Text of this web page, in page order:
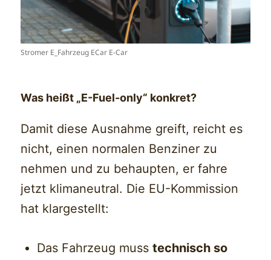
Stromer E_Fahrzeug ECar E-Car
Was heißt „E-Fuel-only“ konkret?
Damit diese Ausnahme greift, reicht es
nicht, einen normalen Benziner zu
nehmen und zu behaupten, er fahre
jetzt klimaneutral. Die EU-Kommission
hat klargestellt:
Das Fahrzeug musstechnisch so